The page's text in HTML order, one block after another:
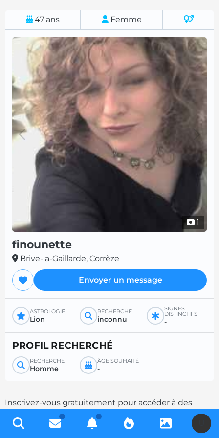
47 ans Femme
1
finounette
Brive-la-Gaillarde, Corrèze
Envoyer un message
ASTROLOGIE
Lion
RECHERCHE
inconnu
SIGNES
DISTINCTIFS
-
PROFIL RECHERCHÉ
RECHERCHE
Homme
ÂGE SOUHAITÉ
-
Inscrivez-vous gratuitement pour accéder à des
milliers de profils et multipliez les chances de
contacts en complétant votre description.